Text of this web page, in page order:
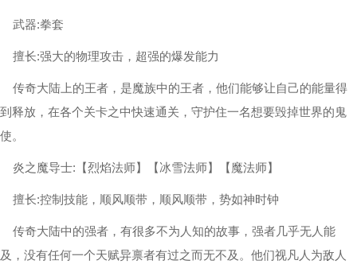
武器:拳套
擅长:强大的物理攻击，超强的爆发能力
传奇大陆上的王者，是魔族中的王者，他们能够让自己的能量得
到释放，在各个关卡之中快速通关，守护住一名想要毁掉世界的鬼
使。
炎之魔导士:【烈焰法师】【冰雪法师】【魔法师】
擅长:控制技能，顺风顺带，顺风顺带，势如神时钟
传奇大陆中的强者，有很多不为人知的故事，强者几乎无人能
及，没有任何一个天赋异禀者有过之而无不及。他们视凡人为敌人